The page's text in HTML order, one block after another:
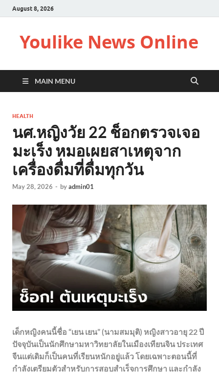
August 8, 2026
Youlike News Online
MAIN MENU
HEALTH
นศ.หญิงวัย 22 ช็อกตรวจเจอ
มะเร็ง หมอเผยสาเหตุจาก
เครื่องดื่มที่ดื่มทุกวัน
May 28, 2026 - byadmin01
เด็กหญิงคนนี้ชื่อ “เยน เยน” (นามสมมุติ) หญิงสาวอายุ 22 ปี
ปัจจุบันเป็นนักศึกษามหาวิทยาลัยในเมืองเทียนจิน ประเทศ
จีนแต่เดิมก็เป็นคนที่เรียนหนักอยู่แล้ว โดยเฉพาะตอนนี้ที่
กำลังเตรียมตัวสำหรับการสอบสำเร็จการศึกษา และกำลัง